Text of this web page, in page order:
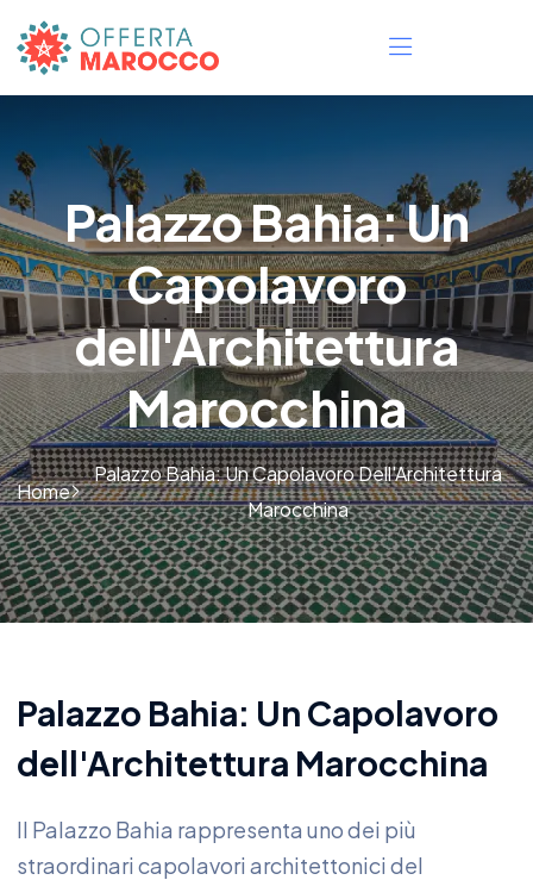
Palazzo Bahia: Un
Capolavoro
dell'Architettura
Marocchina
Home
Palazzo Bahia: Un Capolavoro Dell'Architettura
Marocchina
Palazzo Bahia: Un Capolavoro
dell'Architettura Marocchina
Il Palazzo Bahia rappresenta uno dei più
straordinari capolavori architettonici del